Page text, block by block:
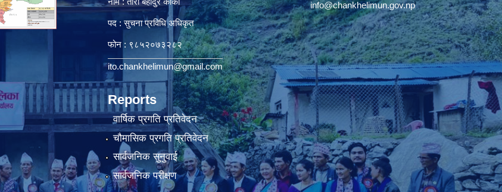
पद : सुचना प्रविधि अधिकृत
फोन : ९८५२०७३२८२
ito.chankhelimun@gmail.com
Reports
वार्षिक प्रगति प्रतिवेदन
चौमासिक प्रगति प्रतिवेदन
सार्वजनिक सुनुवाई
सार्वजनिक परीक्षण
info@chankhelimun.gov.np